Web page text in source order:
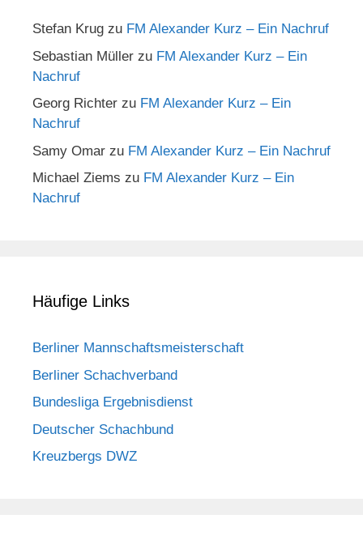
Stefan Krug zu FM Alexander Kurz – Ein Nachruf
Sebastian Müller zu FM Alexander Kurz – Ein
Nachruf
Georg Richter zu FM Alexander Kurz – Ein
Nachruf
Samy Omar zu FM Alexander Kurz – Ein Nachruf
Michael Ziems zu FM Alexander Kurz – Ein
Nachruf
Häufige Links
Berliner Mannschaftsmeisterschaft
Berliner Schachverband
Bundesliga Ergebnisdienst
Deutscher Schachbund
Kreuzbergs DWZ